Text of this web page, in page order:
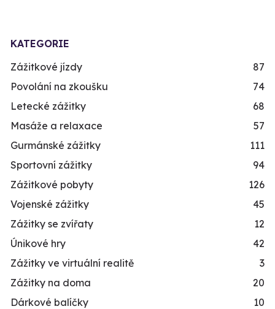
KATEGORIE
Zážitkové jízdy
87
Povolání na zkoušku
74
Letecké zážitky
68
Masáže a relaxace
57
Gurmánské zážitky
111
Sportovní zážitky
94
Zážitkové pobyty
126
Vojenské zážitky
45
Zážitky se zvířaty
12
Únikové hry
42
Zážitky ve virtuální realitě
3
Zážitky na doma
20
Dárkové balíčky
10